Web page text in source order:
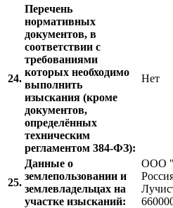
24.
Перечень
нормативных
документов, в
соответствии с
требованиями
которых необходимо
выполнить
изыскания (кроме
документов,
определённых
техническим
регламентом 384-ФЗ):
Нет
25.
Данные о
землепользовании и
землевладельцах на
участке изысканий:
ООО